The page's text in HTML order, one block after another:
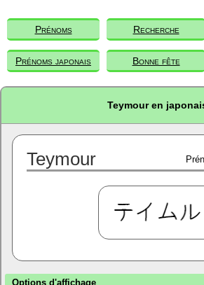
Prénoms Recherche
Prénoms japonais Bonne fête
Teymour en
Teymour
Options d'affichage